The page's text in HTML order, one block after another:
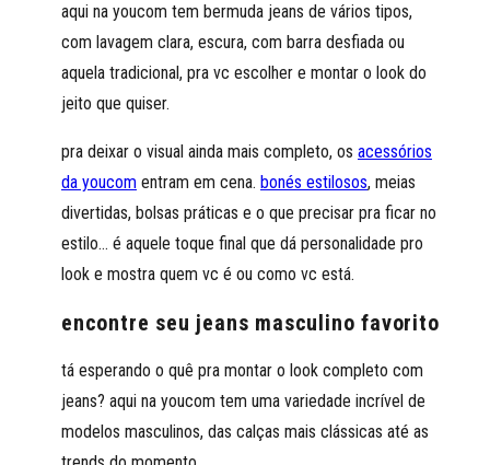
aqui na youcom tem bermuda jeans de vários tipos,
com lavagem clara, escura, com barra desfiada ou
aquela tradicional, pra vc escolher e montar o look do
jeito que quiser.
pra deixar o visual ainda mais completo, os acessórios
da youcom entram em cena. bonés estilosos, meias
divertidas, bolsas práticas e o que precisar pra ficar no
estilo… é aquele toque final que dá personalidade pro
look e mostra quem vc é ou como vc está.
encontre seu jeans masculino favorito
tá esperando o quê pra montar o look completo com
jeans? aqui na youcom tem uma variedade incrível de
modelos masculinos, das calças mais clássicas até as